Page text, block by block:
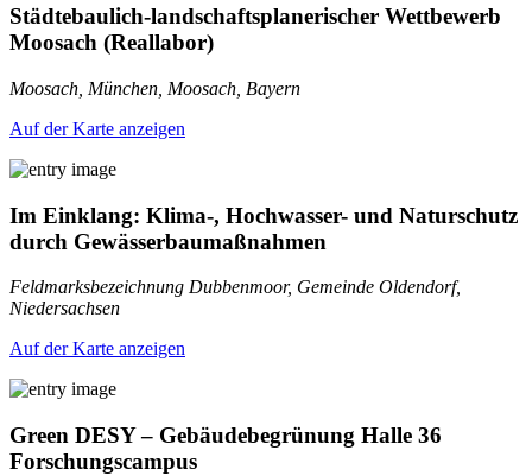
Städtebaulich-landschaftsplanerischer Wettbewerb
Moosach (Reallabor)
Moosach, München, Moosach, Bayern
Auf der Karte anzeigen
Im Einklang: Klima-, Hochwasser- und Naturschutz
durch Gewässerbaumaßnahmen
Feldmarksbezeichnung Dubbenmoor, Gemeinde Oldendorf,
Niedersachsen
Auf der Karte anzeigen
Green DESY – Gebäudebegrünung Halle 36
Forschungscampus